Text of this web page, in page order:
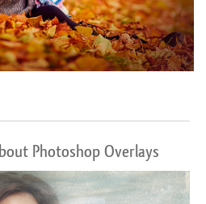
Photoshop Overlays